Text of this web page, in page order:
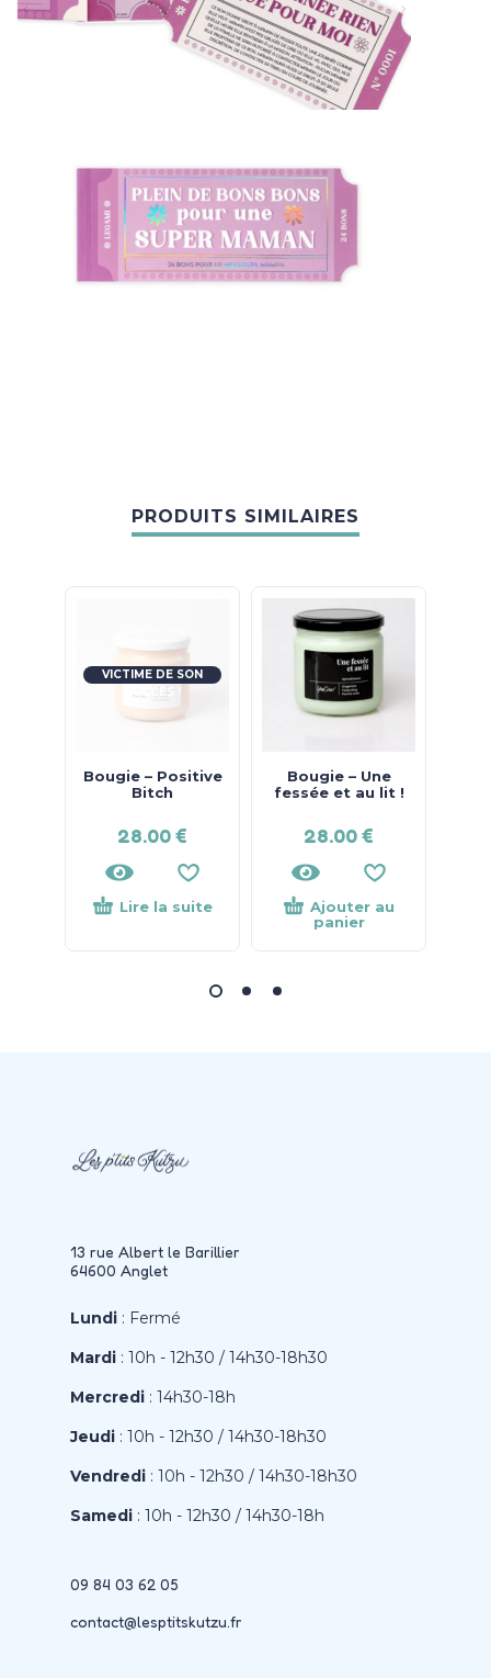
PRODUITS SIMILAIRES
VICTIME DE SON
SUCCÈS !
Bougie – Positive
Bitch
28.00€
Lire la suite
Bougie – Une
fessée et au lit !
28.00€
Ajouter au
panier
13 rue Albert le Barillier
64600 Anglet
Lundi : Fermé
Mardi : 10h - 12h30 / 14h30-18h30
Mercredi : 14h30-18h
Jeudi : 10h - 12h30 / 14h30-18h30
Vendredi : 10h - 12h30 / 14h30-18h30
Samedi : 10h - 12h30 / 14h30-18h
09 84 03 62 05
contact@lesptitskutzu.fr